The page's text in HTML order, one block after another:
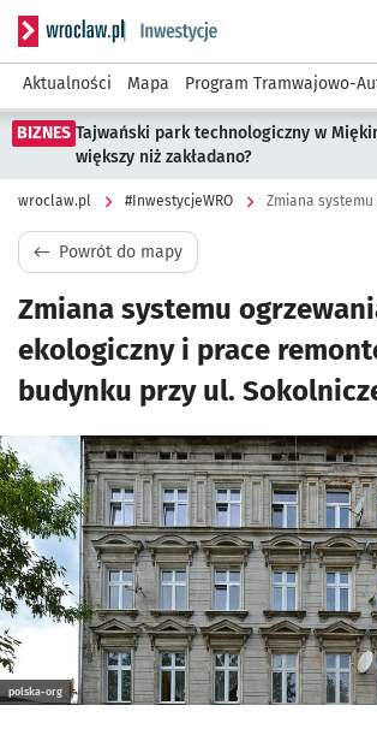
Serwis informacyjny wroclaw.pl
Aktualności Mapa Program Tramwajowo-
BIZNES Tajwański park technologiczny w
większy niż zakładano?
wroclaw.pl #InwestycjeWRO
Powrót do mapy
Zmiana systemu
ekologiczny i prace
budynku przy ul.
Kliknij, aby powiększyć
polska-org